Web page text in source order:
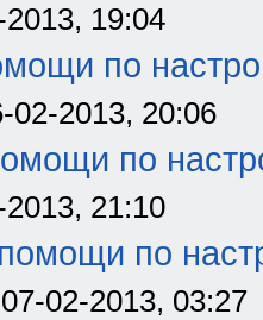
19:04
по
02-2013, 20:06
по
21:10
по
02-2013, 03:27